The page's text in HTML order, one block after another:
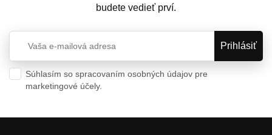
budete vedieť prví.
Súhlasím so spracovaním osobných údajov pre
marketingové účely.